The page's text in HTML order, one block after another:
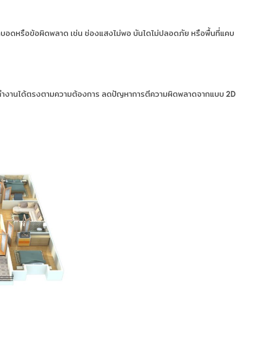
บอดหรือข้อผิดพลาด เช่น ช่องแสงไม่พอ บันไดไม่ปลอดภัย หรือพื้นที่แคบ
ำงานได้ตรงตามความต้องการ ลดปัญหาการตีความผิดพลาดจากแบบ 2D